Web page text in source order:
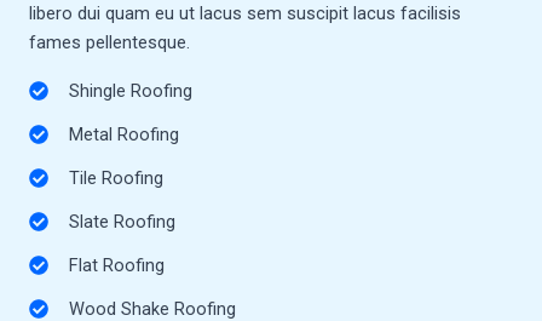
libero dui quam eu ut lacus sem suscipit lacus facilisis
fames pellentesque.
Shingle Roofing
Metal Roofing
Tile Roofing
Slate Roofing
Flat Roofing
Wood Shake Roofing